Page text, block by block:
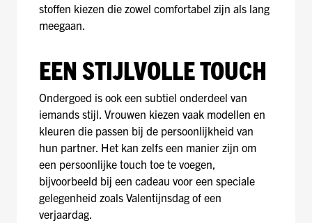
stoffen kiezen die zowel comfortabel zijn als lang
meegaan.
EEN STIJLVOLLE TOUCH
Ondergoed is ook een subtiel onderdeel van
iemands stijl. Vrouwen kiezen vaak modellen en
kleuren die passen bij de persoonlijkheid van
hun partner. Het kan zelfs een manier zijn om
een persoonlijke touch toe te voegen,
bijvoorbeeld bij een cadeau voor een speciale
gelegenheid zoals Valentijnsdag of een
verjaardag.